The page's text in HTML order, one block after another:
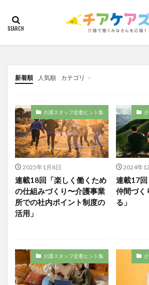
新着順 人気順 カテゴリ
今日から実践！組織改革！
介護ICT情報
お知らせ
ケアズ・コネクト
介護スタッフ定着ヒント集
2025年1月8日
連載18回「楽しく働くため
の仕組みづくり〜介護事業
所での社内ポイント制度の
活用」
2024年
連載17回
仲間づく
る」
介護スタッフ定着ヒント集
7つの習慣 山下興一郎
夜勤
大島直彰 大規模法人
安藤俊介
安藤優子 室内レク
就労継続支援B型
展示会 山口
常勤換算
心の知能指数
心理的
心理的安全性診断
志賀弘幸 恩
感情労働
戸田恵梨香
手荒れ
手順書 採用
在宅介
国立大学法人東北大学
新卒
介護ロボット
介護福祉士国家試験
介護職員等ベー
介護記録
企業理念